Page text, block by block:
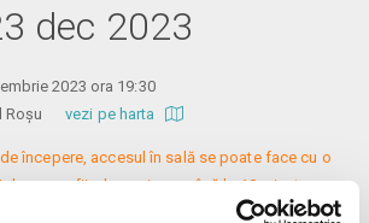
dec 2023
2023 ora 19:30
Roșu vezi pe harta
începere, accesul în sală se poate face cu o
devreme, fiind permis cu până la 10 minute
se realizează la mese de 2 (nr. limitat), 3